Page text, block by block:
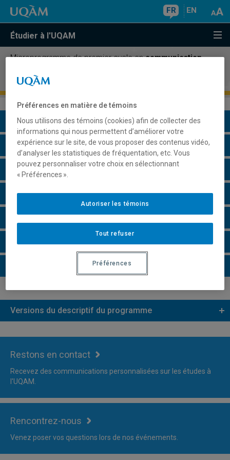
FR EN
Étudier à l'UQAM
Microprogramme de premier cycle encommunication
cycle encommunication stratégique des organisations
Présentation du programme
Conditions d'admission
Cours à suivre et horaires
Grille de cheminement
Remarques et règlements
Faire une demande d'admission
Versions du descriptif du programme
Restons en contact
Recevez des communications personnalisées sur les études à
l'UQAM.
Rencontrez-nous
Venez poser vos questions lors de nos événements.
Préférences en matière de témoins
Nous utilisons des témoins (cookies) afin de collecter des
informations qui nous permettent d’améliorer votre
expérience sur le site, de vous proposer des contenus vidéo,
d’analyser les statistiques de fréquentation, etc. Vous
pouvez personnaliser votre choix en sélectionnant
« Préférences ».
Tout refuser
Autoriser les témoins
Préférences